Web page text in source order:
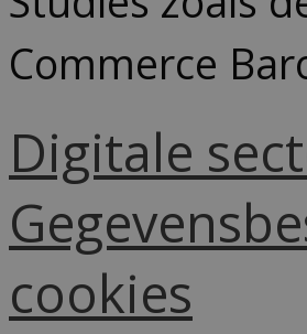
Commerce
Digitale
cookies